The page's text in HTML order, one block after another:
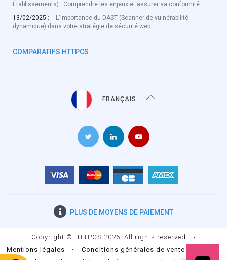
Établissements) : Comprendre les enjeux et assurer sa conformité
13/02/2025 :
L'importance du DAST (Scanner de vulnérabilité
dynamique) dans votre stratégie de sécurité web
COMPARATIFS HTTPCS
FRANÇAIS
PLUS DE MOYENS DE PAIEMENT
Copyright © HTTPCS 2026. All rights reserved
•
Mentions légales
• Conditions générales de vente
RGPD